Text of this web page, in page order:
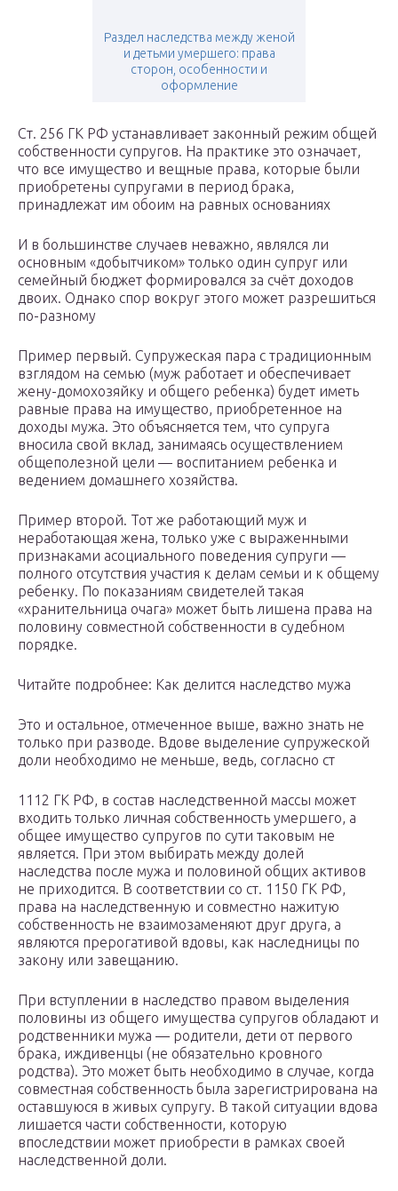
Раздел наследства между женой
и детьми умершего: права
сторон, особенности и
оформление
Ст. 256 ГК РФ устанавливает законный режим общей
собственности супругов. На практике это означает,
что все имущество и вещные права, которые были
приобретены супругами в период брака,
принадлежат им обоим на равных основаниях
И в большинстве случаев неважно, являлся ли
основным «добытчиком» только один супруг или
семейный бюджет формировался за счёт доходов
двоих. Однако спор вокруг этого может разрешиться
по-разному
Пример первый. Супружеская пара с традиционным
взглядом на семью (муж работает и обеспечивает
жену-домохозяйку и общего ребенка) будет иметь
равные права на имущество, приобретенное на
доходы мужа. Это объясняется тем, что супруга
вносила свой вклад, занимаясь осуществлением
общеполезной цели — воспитанием ребенка и
ведением домашнего хозяйства.
Пример второй. Тот же работающий муж и
неработающая жена, только уже с выраженными
признаками асоциального поведения супруги —
полного отсутствия участия к делам семьи и к общему
ребенку. По показаниям свидетелей такая
«хранительница очага» может быть лишена права на
половину совместной собственности в судебном
порядке.
Читайте подробнее: Как делится наследство мужа
Это и остальное, отмеченное выше, важно знать не
только при разводе. Вдове выделение супружеской
доли необходимо не меньше, ведь, согласно ст
1112 ГК РФ, в состав наследственной массы может
входить только личная собственность умершего, а
общее имущество супругов по сути таковым не
является. При этом выбирать между долей
наследства после мужа и половиной общих активов
не приходится. В соответствии со ст. 1150 ГК РФ,
права на наследственную и совместно нажитую
собственность не взаимозаменяют друг друга, а
являются прерогативой вдовы, как наследницы по
закону или завещанию.
При вступлении в наследство правом выделения
половины из общего имущества супругов обладают и
родственники мужа — родители, дети от первого
брака, иждивенцы (не обязательно кровного
родства). Это может быть необходимо в случае, когда
совместная собственность была зарегистрирована на
оставшуюся в живых супругу. В такой ситуации вдова
лишается части собственности, которую
впоследствии может приобрести в рамках своей
наследственной доли.